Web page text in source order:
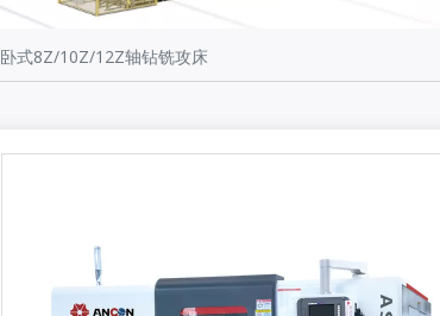
卧式8Z/10Z/12Z轴钻铣攻床